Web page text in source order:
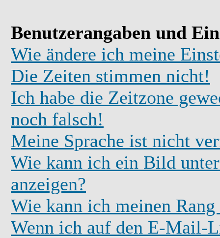
Benutzerangaben und
Wie ändere ich meine
Die Zeiten stimmen nicht!
Ich habe die Zeitzone
noch falsch!
Meine Sprache ist nicht
Wie kann ich ein Bild
anzeigen?
Wie kann ich meinen Rang
Wenn ich auf den E-Mail-